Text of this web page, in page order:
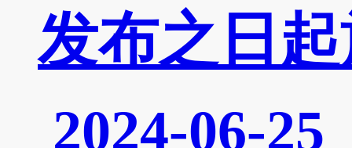
发布之日
2024-06-25